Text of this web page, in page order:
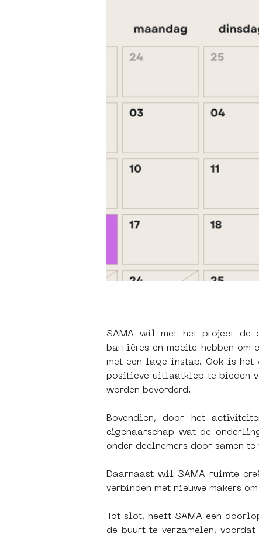
SAMA wil met het project de
barrières en moeite hebben
met een lage instap. Ook is het
positieve uitlaatklep te bieden
worden bevorderd.
Bovendien, door het
eigenaarschap wat de
onder deelnemers door samen
Daarnaast wil SAMA ruimte
verbinden met nieuwe makers
Tot slot, heeft SAMA een
de buurt te verzamelen,